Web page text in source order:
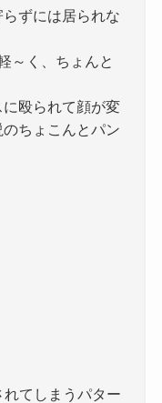
ずには居られな
～く、ちょんと
殴られて顔が変
ちょこんとパン
てしまうパター